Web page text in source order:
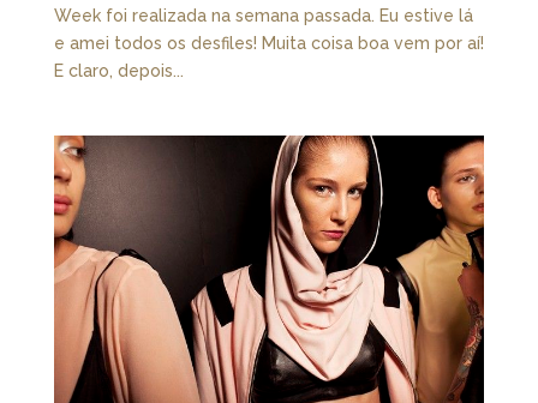
Week foi realizada na semana passada. Eu estive lá
e amei todos os desfiles! Muita coisa boa vem por aí!
E claro, depois...